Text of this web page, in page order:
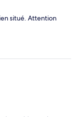
situé. Attention